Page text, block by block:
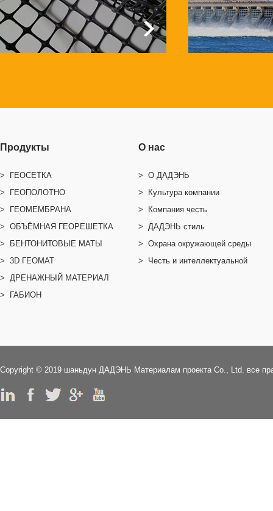
Продукты
> ГЕОСЕТКА
> ГЕОПОЛОТНО
> ГЕОМЕМБРАНА
> ОБЪЁМНАЯ ГЕОРЕШЕТКА
> БЕНТОНИТОВЫЕ МАТЫ
> 3D ГЕОМАТ
> ДРЕНАЖНЫЙ МАТЕРИАЛ
> ГАБИОН
О нас
> O ДАДЭНЬ
> Культура компании
> Компания честь
> ДАДЭНЬ стиль
> Охрана окружающей среды
> Честь и интеллектуальной
Copyright © 2019 шаньдун ДАДЭНЬ Mатериалам проекта Co., Ltd. все